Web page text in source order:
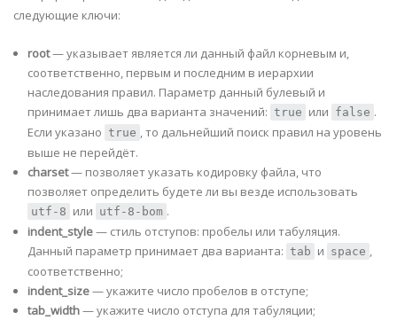
следующие ключи:
root— указывает является ли данный файл корневым и,
соответственно, первым и последним в иерархии
наследования правил. Параметр данный булевый и
принимает лишь два варианта значений: true или false .
Если указано true , то дальнейший поиск правил на уровень
выше не перейдёт.
charset— позволяет указать кодировку файла, что
позволяет определить будете ли вы везде использовать
utf-8 или utf-8-bom .
indent_style— стиль отступов: пробелы или табуляция.
Данный параметр принимает два варианта: tab и space ,
соответственно;
indent_size— укажите число пробелов в отступе;
tab_width— укажите число отступа для табуляции;